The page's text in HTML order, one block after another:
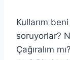
Kullarım
soruyorlar?
Çağıralım